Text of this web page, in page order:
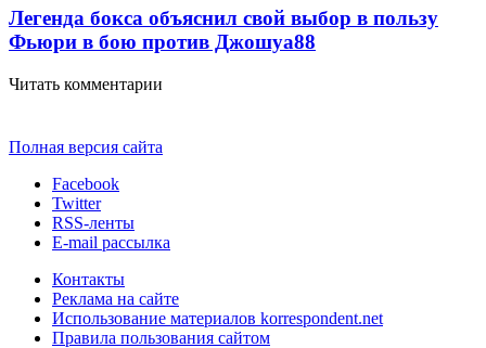
Легенда бокса объяснил свой выбор в пользу
Фьюри в бою против Джошуа88
Читать комментарии
Полная версия сайта
Facebook
Twitter
RSS-ленты
E-mail рассылка
Контакты
Реклама на сайте
Использование материалов korrespondent.net
Правила пользования сайтом